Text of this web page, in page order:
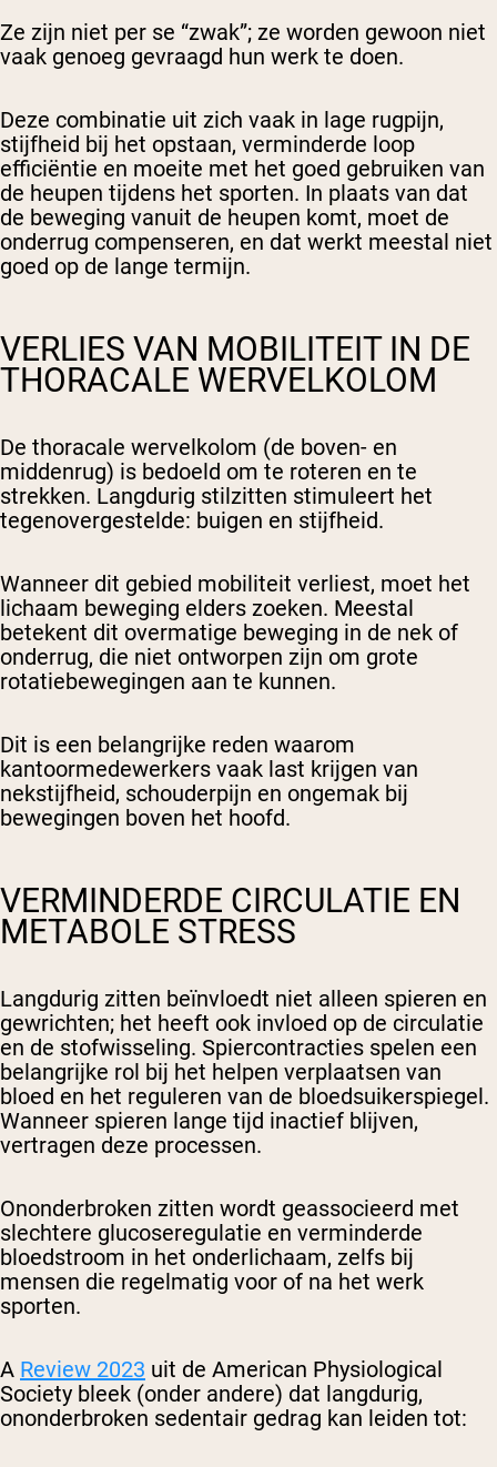
Ze zijn niet per se “zwak”; ze worden gewoon niet
vaak genoeg gevraagd hun werk te doen.
Deze combinatie uit zich vaak in lage rugpijn,
stijfheid bij het opstaan, verminderde loop
efficiëntie en moeite met het goed gebruiken van
de heupen tijdens het sporten. In plaats van dat
de beweging vanuit de heupen komt, moet de
onderrug compenseren, en dat werkt meestal niet
goed op de lange termijn.
VERLIES VAN MOBILITEIT IN DE
THORACALE WERVELKOLOM
De thoracale wervelkolom (de boven- en
middenrug) is bedoeld om te roteren en te
strekken. Langdurig stilzitten stimuleert het
tegenovergestelde: buigen en stijfheid.
Wanneer dit gebied mobiliteit verliest, moet het
lichaam beweging elders zoeken. Meestal
betekent dit overmatige beweging in de nek of
onderrug, die niet ontworpen zijn om grote
rotatiebewegingen aan te kunnen.
Dit is een belangrijke reden waarom
kantoormedewerkers vaak last krijgen van
nekstijfheid, schouderpijn en ongemak bij
bewegingen boven het hoofd.
VERMINDERDE CIRCULATIE EN
METABOLE STRESS
Langdurig zitten beïnvloedt niet alleen spieren en
gewrichten; het heeft ook invloed op de circulatie
en de stofwisseling. Spiercontracties spelen een
belangrijke rol bij het helpen verplaatsen van
bloed en het reguleren van de bloedsuikerspiegel.
Wanneer spieren lange tijd inactief blijven,
vertragen deze processen.
Ononderbroken zitten wordt geassocieerd met
slechtere glucoseregulatie en verminderde
bloedstroom in het onderlichaam, zelfs bij
mensen die regelmatig voor of na het werk
sporten.
A Review 2023 uit de American Physiological
Society bleek (onder andere) dat langdurig,
ononderbroken sedentair gedrag kan leiden tot: